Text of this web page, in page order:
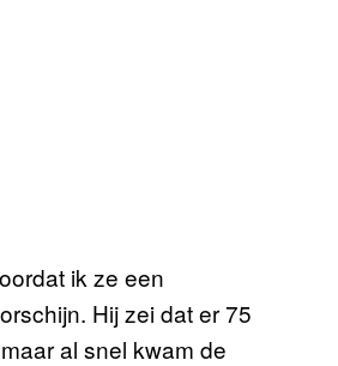
ik ze een
Hij zei dat er 75
al snel kwam de